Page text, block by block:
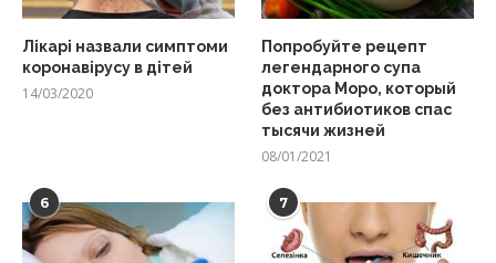
Лікарі назвали симптоми
коронавірусу в дітей
14/03/2020
Попробуйте рецепт
легендарного супа
доктора Моро, который
без антибиотиков спас
тысячи жизней
08/01/2021
6 7